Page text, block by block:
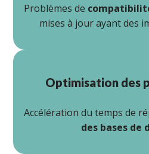
Problèmes de
mises à jour ayant des
Optimisation des
Accélération du temps de
des bases de